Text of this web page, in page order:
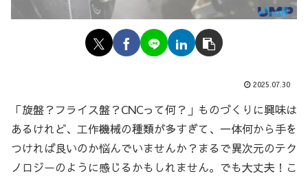
2025.07.30
「旋盤？フライス盤？CNCって何？」ものづくりに興味は
あるけれど、工作機械の種類が多すぎて、一体何から手を
つければ良いのか悩んでいませんか？まるで異次元のテク
ノロジーのように感じるかもしれません。でも大丈夫！こ